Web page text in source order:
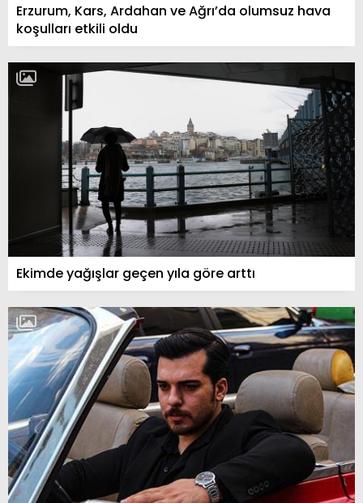
Erzurum, Kars, Ardahan ve Ağrı’da olumsuz hava
koşulları etkili oldu
Ekimde yağışlar geçen yıla göre arttı